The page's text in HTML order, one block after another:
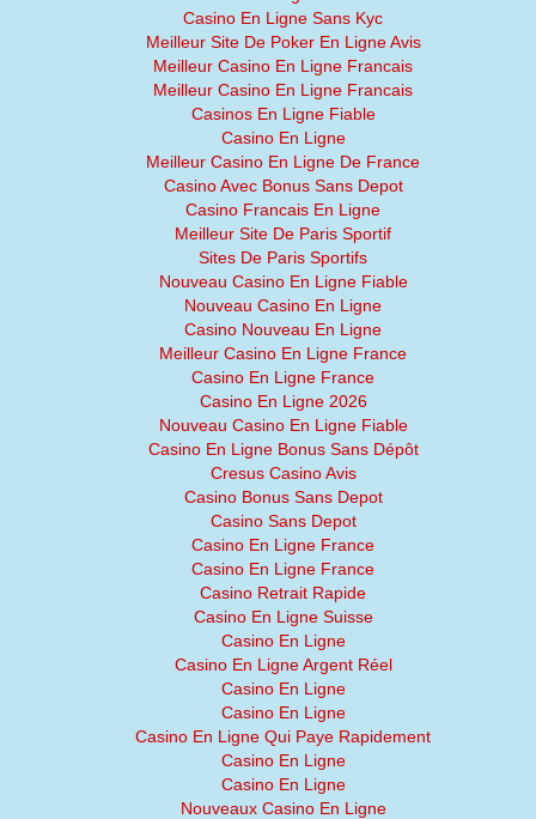
Casino En Ligne Sans Kyc
Meilleur Site De Poker En Ligne Avis
Meilleur Casino En Ligne Francais
Meilleur Casino En Ligne Francais
Casinos En Ligne Fiable
Casino En Ligne
Meilleur Casino En Ligne De France
Casino Avec Bonus Sans Depot
Casino Francais En Ligne
Meilleur Site De Paris Sportif
Sites De Paris Sportifs
Nouveau Casino En Ligne Fiable
Nouveau Casino En Ligne
Casino Nouveau En Ligne
Meilleur Casino En Ligne France
Casino En Ligne France
Casino En Ligne 2026
Nouveau Casino En Ligne Fiable
Casino En Ligne Bonus Sans Dépôt
Cresus Casino Avis
Casino Bonus Sans Depot
Casino Sans Depot
Casino En Ligne France
Casino En Ligne France
Casino Retrait Rapide
Casino En Ligne Suisse
Casino En Ligne
Casino En Ligne Argent Réel
Casino En Ligne
Casino En Ligne
Casino En Ligne Qui Paye Rapidement
Casino En Ligne
Casino En Ligne
Nouveaux Casino En Ligne